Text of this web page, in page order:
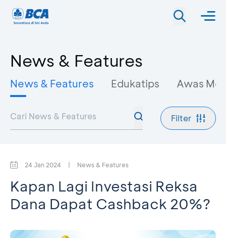
News & Features
News & Features Edukatips Awas
Filter
24 Jan 2024 | News & Features
Kapan Lagi Investasi Reksa
Dana Dapat Cashback 20%?